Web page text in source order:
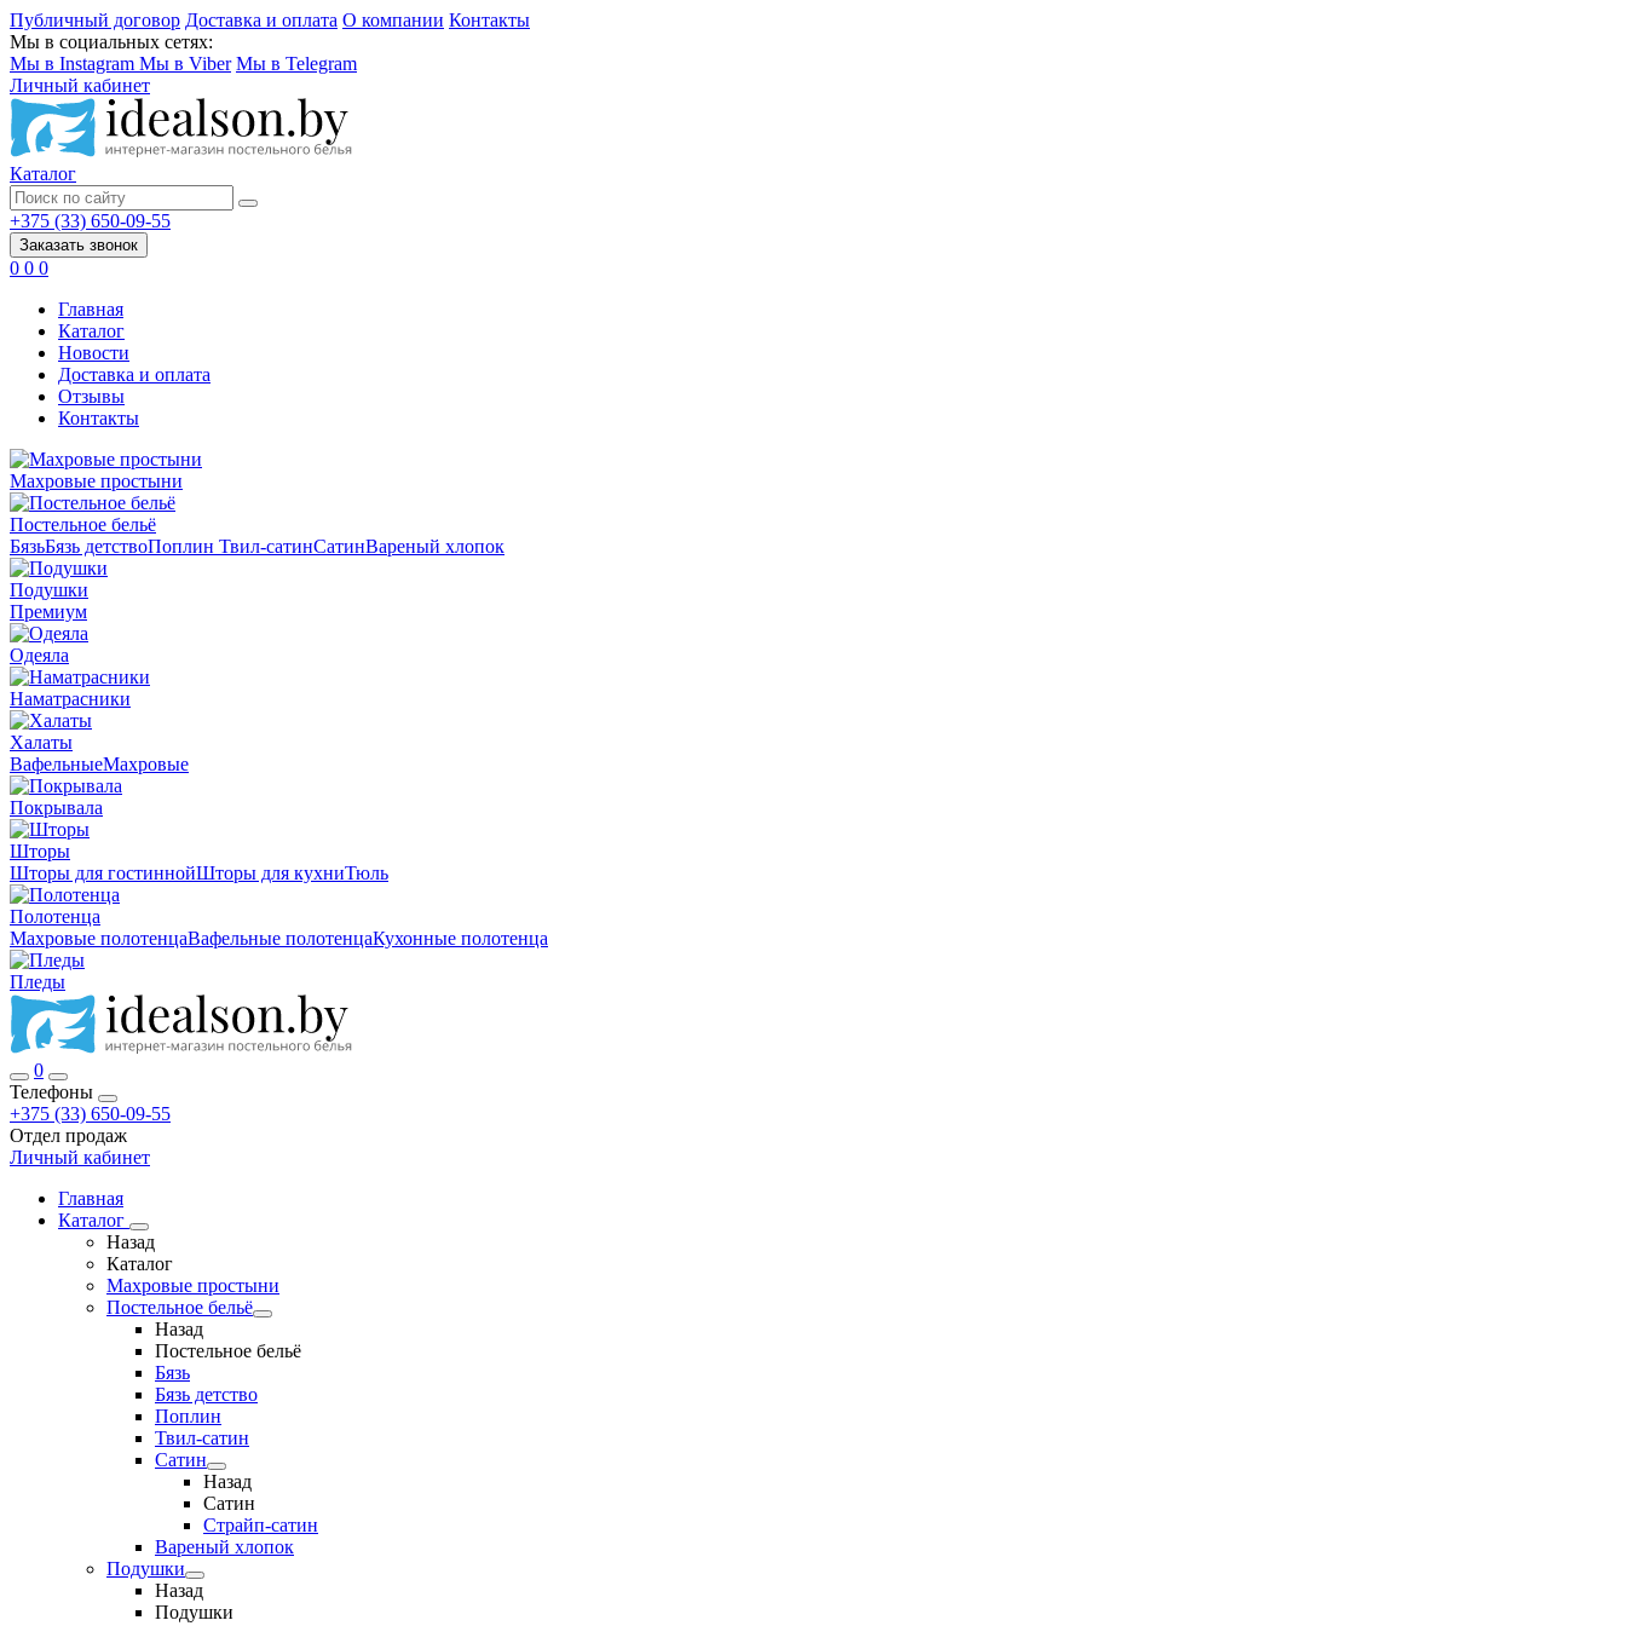
Публичный договор Доставка и оплата О компании Контакты
Мы в социальных сетях:
Мы в Instagram Мы в Viber Мы в Telegram
Личный кабинет
Каталог
+375 (33) 650-09-55
Заказать звонок
0 0 0
Главная
Каталог
Новости
Доставка и оплата
Отзывы
Контакты
Махровые простыни
Постельное бельё
БязьБязь детствоПоплин Твил-сатинСатинВареный хлопок
Подушки
Премиум
Одеяла
Наматрасники
Халаты
ВафельныеМахровые
Покрывала
Шторы
Шторы для гостиннойШторы для кухниТюль
Полотенца
Махровые полотенцаВафельные полотенцаКухонные полотенца
Пледы
0
Телефоны
+375 (33) 650-09-55
Отдел продаж
Личный кабинет
Главная
Каталог
Назад
Каталог
Махровые простыни
Постельное бельё
Назад
Постельное бельё
Бязь
Бязь детство
Поплин
Твил-сатин
Сатин
Назад
Сатин
Страйп-сатин
Вареный хлопок
Подушки
Назад
Подушки